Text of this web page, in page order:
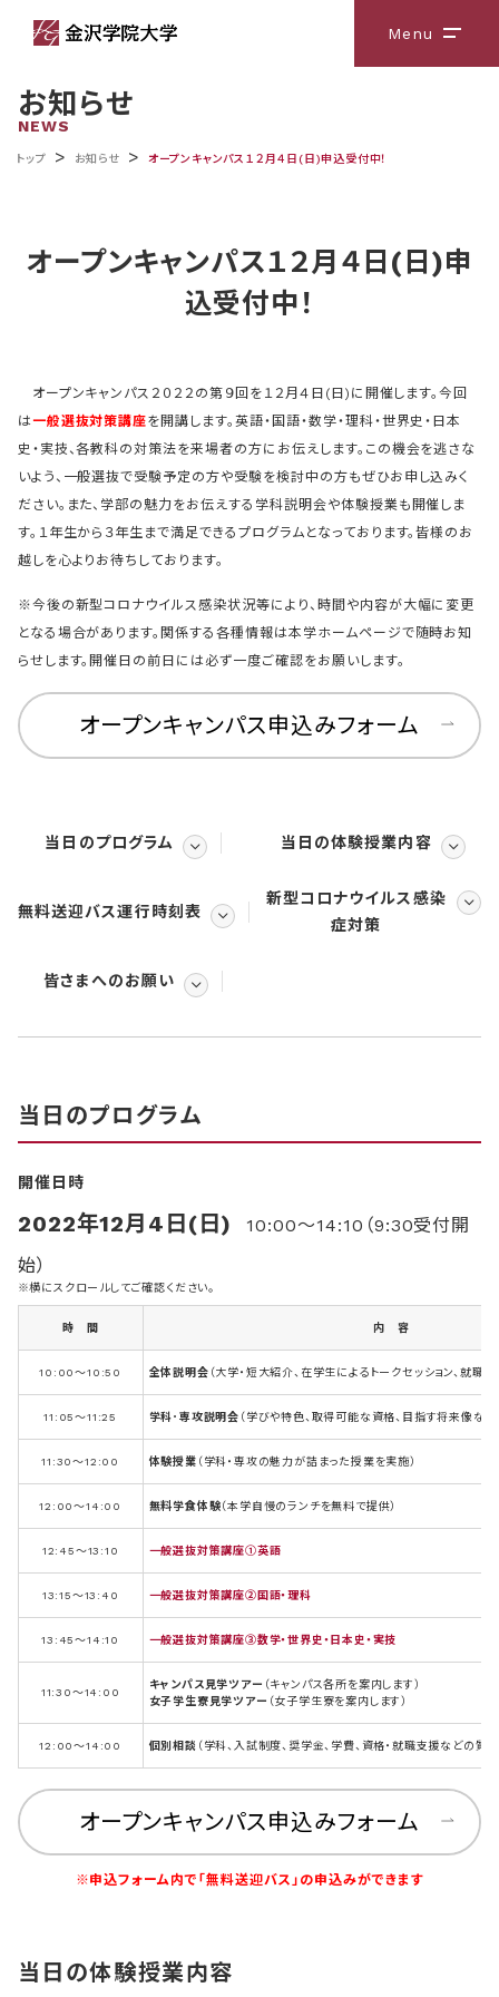
Menu メニ
お知らせ
NEWS
トップ > お知らせ > オープンキャンパス１２月４日(日)申込受付中！
オープンキャンパス１２月４日(日)申
込受付中！
オープンキャンパス２０２２の第９回を１２月４日(日)に開催します。今回
は一般選抜対策講座を開講します。英語・国語・数学・理科・世界史・日本
史・実技、各教科の対策法を来場者の方にお伝えします。この機会を逃さな
いよう、一般選抜で受験予定の方や受験を検討中の方もぜひお申し込みく
ださい。また、学部の魅力をお伝えする学科説明会や体験授業も開催しま
す。１年生から３年生まで満足できるプログラムとなっております。皆様のお
越しを心よりお待ちしております。
※今後の新型コロナウイルス感染状況等により、時間や内容が大幅に変更
となる場合があります。関係する各種情報は本学ホームページで随時お知
らせします。開催日の前日には必ず一度ご確認をお願いします。
オープンキャンパス申込みフォーム
当日のプログラム 当日の体験授業内容
無料送迎バス運行時刻表
新型コロナウイルス感染
症対策
皆さまへのお願い
当日のプログラム
開催日時
2022年12月4日(日)
10:00～14:10（9:30受付開
始）
※横にスクロールしてご確認ください。
時 間 内 容
10:00～10:50 全体説明会 （大学・短大紹介、在学生によるトークセッション、就職
11:05～11:25 学科･専攻説明会 （学びや特色、取得可能な資格、目指す将来像など
11:30～12:00 体験授業 （学科・専攻の魅力が詰まった授業を実施）
12:00～14:00 無料学食体験（本学自慢のランチを無料で提供）
12:45～13:10 一般選抜対策講座①英語
13:15～13:40 一般選抜対策講座②国語・理科
13:45～14:10 一般選抜対策講座③数学・世界史・日本史・実技
11:30～14:00
キャンパス見学ツアー （キャンパス各所を案内します）
女子学生寮見学ツアー （女子学生寮を案内します）
12:00～14:00 個別相談 （学科、入試制度、奨学金、学費、資格・就職支援などの質
オープンキャンパス申込みフォーム
※申込フォーム内で「無料送迎バス」の申込みができます
当日の体験授業内容